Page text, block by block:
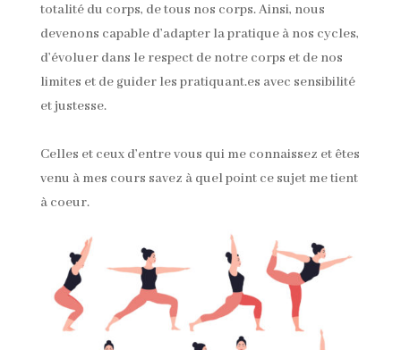
totalité du corps, de tous nos corps. Ainsi, nous
devenons capable d’adapter la pratique à nos cycles,
d’évoluer dans le respect de notre corps et de nos
limites et de guider les pratiquant.es avec sensibilité
et justesse.
Celles et ceux d’entre vous qui me connaissez et êtes
venu à mes cours savez à quel point ce sujet me tient
à coeur.